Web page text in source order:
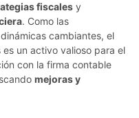
fiscales y
. Como las
cambiantes, el
un activo valioso para el
con la firma contable
mejoras y